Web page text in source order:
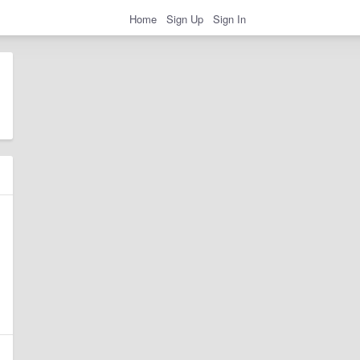
Home Sign Up Sign In